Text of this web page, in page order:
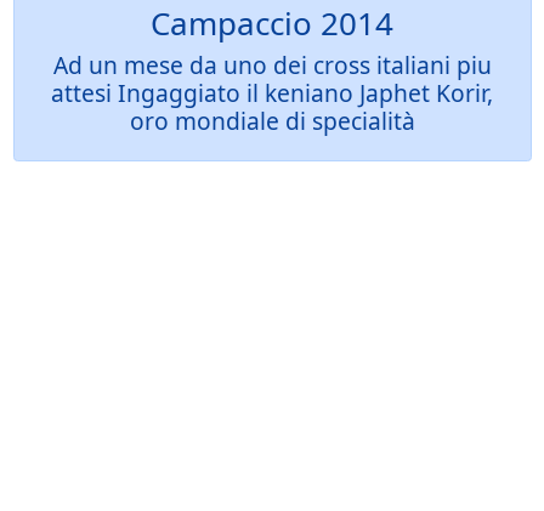
Campaccio 2014
Ad un mese da uno dei cross italiani piu
attesi Ingaggiato il keniano Japhet Korir,
oro mondiale di specialità